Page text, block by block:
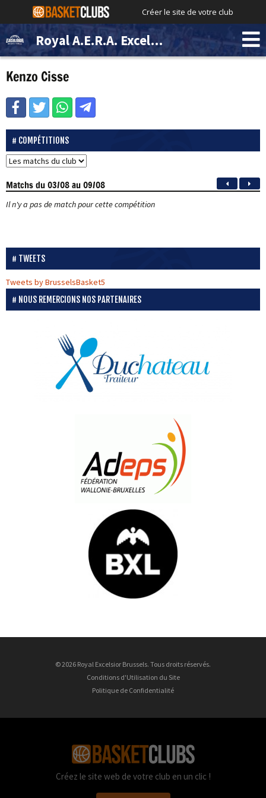
Créer le site de votre club
Royal A.E.R.A. Excelsior Brussels
Kenzo Cisse
COMPÉTITIONS
Matchsdu 03/08 au 09/08
Il n'y a pas de match pour cette compétition
TWEETS
Tweets by BrusselsBasket5
NOUS REMERCIONS NOS PARTENAIRES
© 2026 Royal Excelsior Brussels. Tous droits réservés.
Conditions d'Utilisation du Site
Politique de Confidentialité
Créez le site web de votre club en un clic !